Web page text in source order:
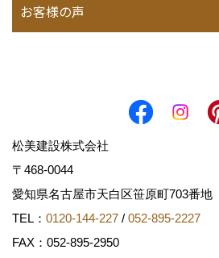
お客様の声
松美建設株式会社
〒468-0044
愛知県名古屋市天白区笹原町703番地
TEL： 0120-144-227 / 052-895-2227
FAX：052-895-2950